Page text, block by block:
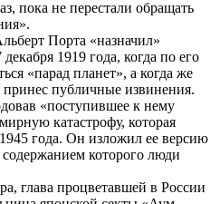
пока не перестали обращать
Порта «назначил»
1919 года, когда по его
«парад планет», а когда же
принес публичные извинения.
«поступившее к нему
катастрофу, которая
года. Он изложил ее версию
которого люди
глава процветавшей в России